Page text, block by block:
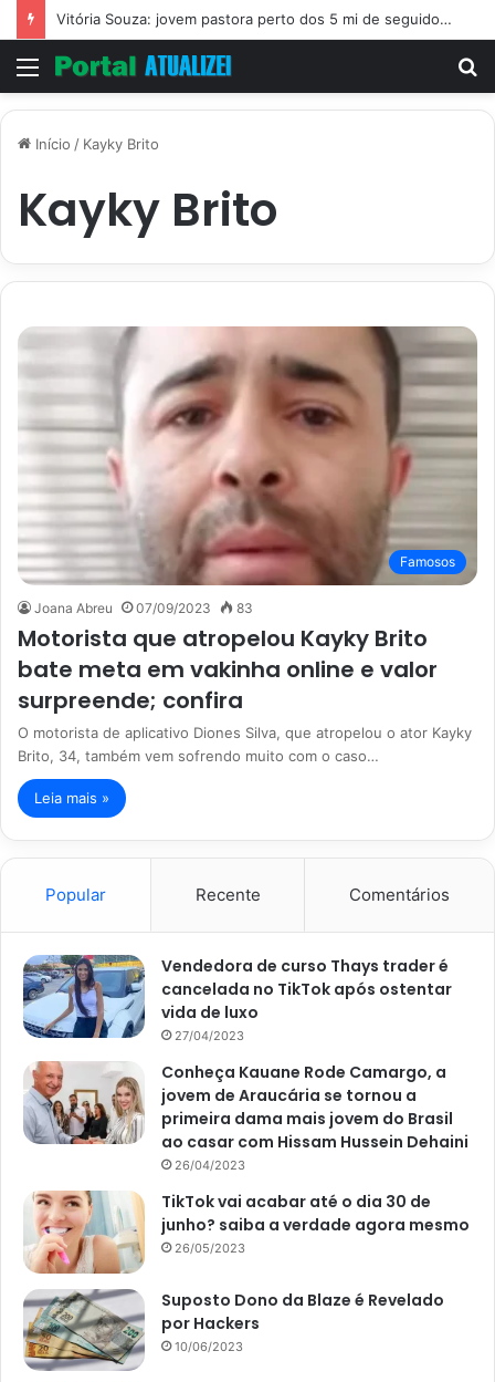
Vitória Souza: jovem pastora perto dos 5 mi de seguidores na web
Menu
Início / Kayky Brito
Kayky Brito
Famosos
Joana Abreu 07/09/2023 83
Motorista que atropelou Kayky Brito
bate meta em vakinha online e valor
surpreende; confira
O motorista de aplicativo Diones Silva, que atropelou o ator Kayky
Brito, 34, também vem sofrendo muito com o caso…
Leia mais »
Popular Recente Comentários
Vendedora de curso Thays trader é
cancelada no TikTok após ostentar
vida de luxo
27/04/2023
Conheça Kauane Rode Camargo, a
jovem de Araucária se tornou a
primeira dama mais jovem do Brasil
ao casar com Hissam Hussein Dehaini
26/04/2023
TikTok vai acabar até o dia 30 de
junho? saiba a verdade agora mesmo
26/05/2023
Suposto Dono da Blaze é Revelado
por Hackers
10/06/2023